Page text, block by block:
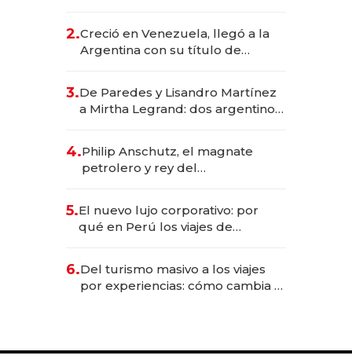
2.Creció en Venezuela, llegó a la
Argentina con su título de
las marcas "fast premium"
3.De Paredes y Lisandro Martínez
a Mirtha Legrand: dos argentinos
4.Philip Anschutz, el magnate
petrolero y rey del
Fénix
5.El nuevo lujo corporativo: por
qué en Perú los viajes de
transformadoras
6.Del turismo masivo a los viajes
por experiencias: cómo cambia el